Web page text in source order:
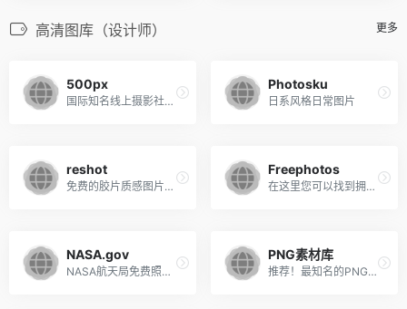
高清图库（设计师） 更多
500px
国际知名线上摄影社区，部分免费图片资源
Photosku
日系风格日常图片
reshot
免费的胶片质感图片网站
Freephotos
在这里您可以找到拥有cc许可的图片
NASA.gov
NASA航天局免费照片、视频、音效资源
PNG素材库
推荐！最知名的PNG优质素材库。透明的、感动的